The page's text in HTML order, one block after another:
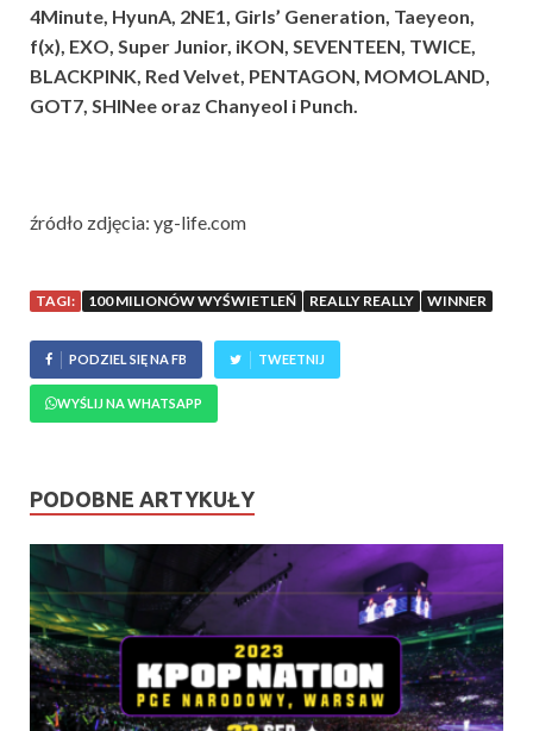
4Minute, HyunA, 2NE1, Girls’ Generation, Taeyeon,
f(x), EXO, Super Junior, iKON, SEVENTEEN, TWICE,
BLACKPINK, Red Velvet, PENTAGON, MOMOLAND,
GOT7, SHINee oraz Chanyeol i Punch.
źródło zdjęcia: yg-life.com
TAGI: 100 MILIONÓW WYŚWIETLEŃ REALLY REALLY WINNER
PODZIEL SIĘ NA FB TWEETNIJ
WYŚLIJ NA WHATSAPP
PODOBNE ARTYKUŁY